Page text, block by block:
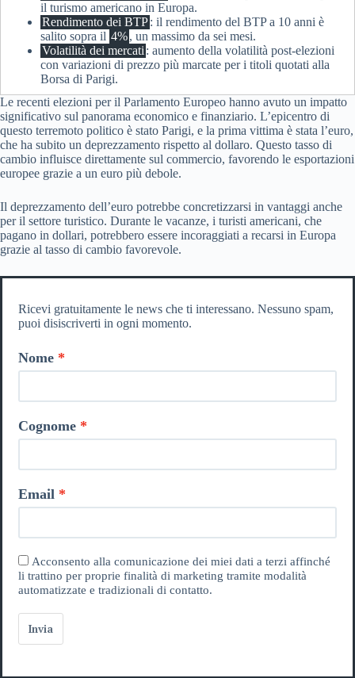
il turismo americano in Europa.
Rendimento dei BTP: il rendimento del BTP a 10 anni è
salito sopra il 4%, un massimo da sei mesi.
Volatilità dei mercati : aumento della volatilità post-elezioni
con variazioni di prezzo più marcate per i titoli quotati alla
Borsa di Parigi.
Le recenti elezioni per il Parlamento Europeo hanno avuto un impatto
significativo sul panorama economico e finanziario. L’epicentro di
questo terremoto politico è stato Parigi, e la prima vittima è stata l’euro,
che ha subito un deprezzamento rispetto al dollaro. Questo tasso di
cambio influisce direttamente sul commercio, favorendo le esportazioni
europee grazie a un euro più debole.
Il deprezzamento dell’euro potrebbe concretizzarsi in vantaggi anche
per il settore turistico. Durante le vacanze, i turisti americani, che
pagano in dollari, potrebbero essere incoraggiati a recarsi in Europa
grazie al tasso di cambio favorevole.
Ricevi gratuitamente le news che ti interessano. Nessuno spam,
puoi disiscriverti in ogni momento.
Nome
Cognome
Email
Acconsento alla comunicazione dei miei dati a terzi affinché
li trattino per proprie finalità di marketing tramite modalità
automatizzate e tradizionali di contatto.
Invia